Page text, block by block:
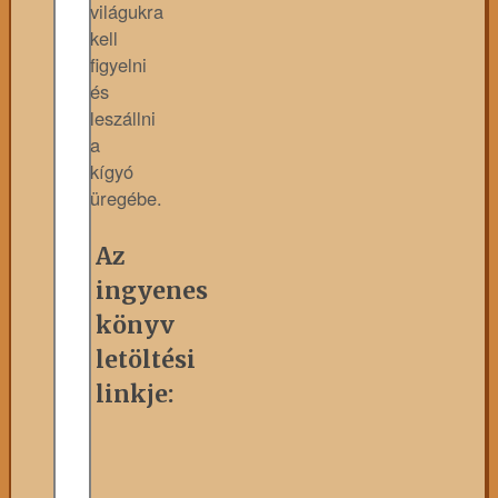
világukra
kell
figyelni
és
leszállni
a
kígyó
üregébe.
Az
ingyenes
könyv
letöltési
linkje: